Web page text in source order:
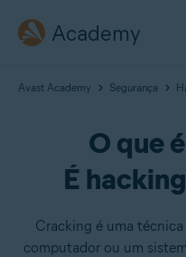
Academy
Avast Academy Segurança
O que
É
Cracking é uma
computador ou um